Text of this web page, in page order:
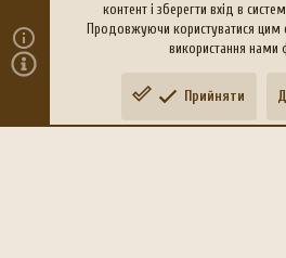
Політика
Community platform by XenForo
xen-foro.com.ua
контент і зберегти вхід в
Продовжуючи користуватися цим
використання нами
Прийняти